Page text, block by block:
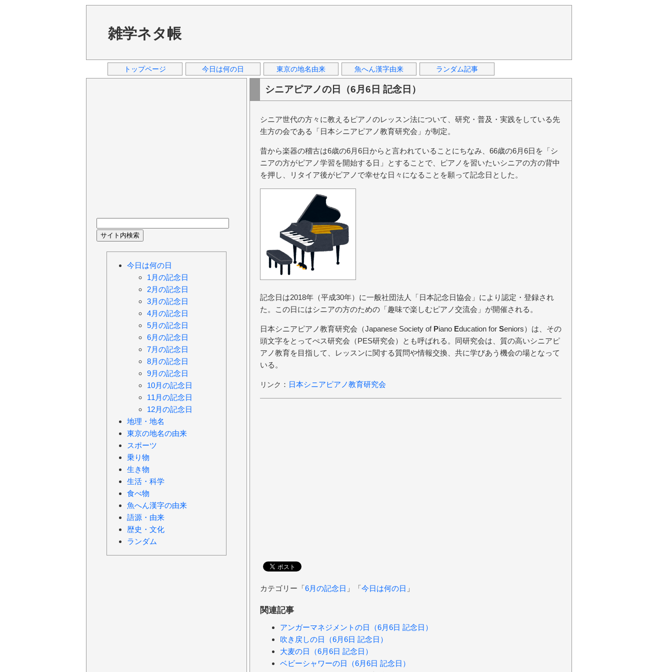
雑学ネタ帳
トップページ 今日は何の日 東京の地名由来 魚へん漢字由来 ランダム記事
シニアピアノの日（6月6日 記念日）
シニア世代の方々に教えるピアノのレッスン法について、研究・普及・実践をしている先
生方の会である「日本シニアピアノ教育研究会」が制定。
昔から楽器の稽古は6歳の6月6日からと言われていることにちなみ、66歳の6月6日を「シ
ニアの方がピアノ学習を開始する日」とすることで、ピアノを習いたいシニアの方の背中
を押し、リタイア後がピアノで幸せな日々になることを願って記念日とした。
記念日は2018年（平成30年）に一般社団法人「日本記念日協会」により認定・登録され
た。この日にはシニアの方のための「趣味で楽しむピアノ交流会」が開催される。
日本シニアピアノ教育研究会（Japanese Society of Piano Education for Seniors）は、その
頭文字をとってぺス研究会（PES研究会）とも呼ばれる。同研究会は、質の高いシニアピ
アノ教育を目指して、レッスンに関する質問や情報交換、共に学びあう機会の場となって
いる。
リンク ： 日本シニアピアノ教育研究会
カテゴリー「6月の記念日 」「今日は何の日 」
関連記事
アンガーマネジメントの日（6月6日 記念日）
吹き戻しの日（6月6日 記念日）
大麦の日（6月6日 記念日）
ベビーシャワーの日（6月6日 記念日）
今日は何の日
1月の記念日
2月の記念日
3月の記念日
4月の記念日
5月の記念日
6月の記念日
7月の記念日
8月の記念日
9月の記念日
10月の記念日
11月の記念日
12月の記念日
地理・地名
東京の地名の由来
スポーツ
乗り物
生き物
生活・科学
食べ物
魚へん漢字の由来
語源・由来
歴史・文化
ランダム